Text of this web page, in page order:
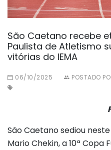
São Caetano recebe
Paulista de Atletismo
vitórias do IEMA
06/10/2025 POSTADO
São Caetano sediou
Mario Chekin, a 10ª